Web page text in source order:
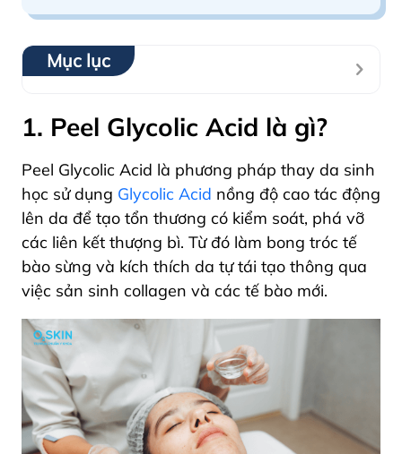
Mục lục
1. Peel Glycolic Acid là gì?
Peel Glycolic Acid là phương pháp thay da sinh
học sử dụng Glycolic Acid nồng độ cao tác động
lên da để tạo tổn thương có kiểm soát, phá vỡ
các liên kết thượng bì. Từ đó làm bong tróc tế
bào sừng và kích thích da tự tái tạo thông qua
việc sản sinh collagen và các tế bào mới.